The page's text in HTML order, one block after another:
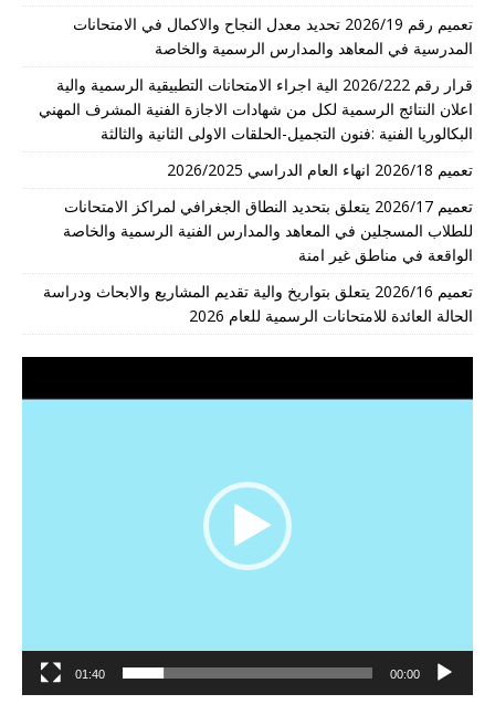
تعميم رقم 2026/19 تحديد معدل النجاح والاكمال في الامتحانات
المدرسية في المعاهد والمدارس الرسمية والخاصة
قرار رقم 2026/222 الية اجراء الامتحانات التطبيقية الرسمية والية
اعلان النتائج الرسمية لكل من شهادات الاجازة الفنية المشرف المهني
البكالوريا الفنية :فنون التجميل-الحلقات الاولى الثانية والثالثة
تعميم 2026/18 انهاء العام الدراسي 2026/2025
تعميم 2026/17 يتعلق بتحديد النطاق الجغرافي لمراكز الامتحانات
للطلاب المسجلين في المعاهد والمدارس الفنية الرسمية والخاصة
الواقعة في مناطق غير امنة
تعميم 2026/16 يتعلق بتواريخ والية تقديم المشاريع والابحاث ودراسة
الحالة العائدة للامتحانات الرسمية للعام 2026
00:00
01:40